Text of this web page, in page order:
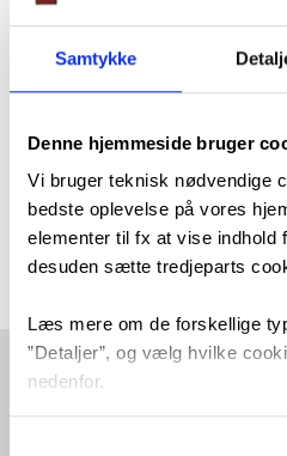
Samtykke
Denne hjemmeside bruger
Vi bruger teknisk nødvendige
bedste oplevelse på vores
elementer til fx at vise indhold
desuden sætte tredjeparts
Læs mere om de forskellige
”Detaljer”, og vælg hvilke
nedenfor.
Chancen for at få din 1.
Brug alle fem prioriteter
de gymnasier, som får
kun de uddannelser, du
Sørg for, at din
ansøgning.